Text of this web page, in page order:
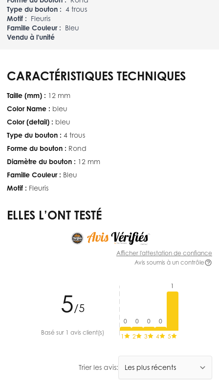
Type du bouton : 4 trous
Motif : Fleuris
Famille Couleur : Bleu
Vendu à l'unité
CARACTÉRISTIQUES TECHNIQUES
Taille (mm) : 12 mm
Color Name : bleu
Color (detail) : bleu
Type du bouton : 4 trous
Forme du bouton : Rond
Diamètre du bouton : 12 mm
Famille Couleur : Bleu
Motif : Fleuris
ELLES L’ONT TESTÉ
Afficher l'attestation de confiance
Avis soumis à un contrôle
5/5
Basé sur 1 avis client(s)
0
1
0
2
0
3
0
4
1
5
Trier les avis: